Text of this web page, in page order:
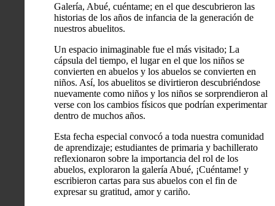
Galería, Abué, cuéntame; en el que descubrieron las
historias de los años de infancia de la generación de
nuestros abuelitos.
Un espacio inimaginable fue el más visitado; La
cápsula del tiempo, el lugar en el que los niños se
convierten en abuelos y los abuelos se convierten en
niños. Así, los abuelitos se divirtieron descubriéndose
nuevamente como niños y los niños se sorprendieron al
verse con los cambios físicos que podrían experimentar
dentro de muchos años.
Esta fecha especial convocó a toda nuestra comunidad
de aprendizaje; estudiantes de primaria y bachillerato
reflexionaron sobre la importancia del rol de los
abuelos, exploraron la galería Abué, ¡Cuéntame! y
escribieron cartas para sus abuelos con el fin de
expresar su gratitud, amor y cariño.